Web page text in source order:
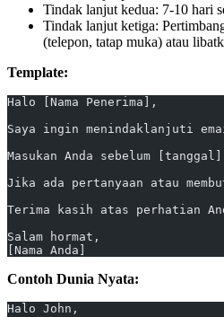
Tindak lanjut kedua: 7-10 hari
Tindak lanjut ketiga:
(telepon, tatap muka) atau
Template:
Halo [Nama Penerima],
Saya ingin menindaklanjuti
Masukan Anda sebelum
Jika ada pertanyaan atau
Terima kasih atas perhatian
Salam hormat,
[Nama Anda]
Contoh Dunia Nyata:
Halo John,